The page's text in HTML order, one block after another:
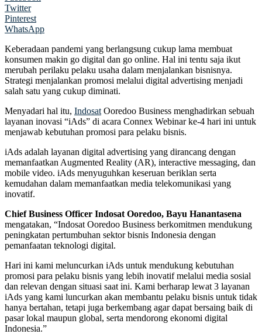
Twitter
Pinterest
WhatsApp
Keberadaan pandemi yang berlangsung cukup lama membuat
konsumen makin go digital dan go online. Hal ini tentu saja ikut
merubah perilaku pelaku usaha dalam menjalankan bisnisnya.
Strategi menjalankan promosi melalui digital advertising menjadi
salah satu yang cukup diminati.
Menyadari hal itu, Indosat Ooredoo Business menghadirkan sebuah
layanan inovasi “iAds” di acara Connex Webinar ke-4 hari ini untuk
menjawab kebutuhan promosi para pelaku bisnis.
iAds adalah layanan digital advertising yang dirancang dengan
memanfaatkan Augmented Reality (AR), interactive messaging, dan
mobile video. iAds menyuguhkan keseruan beriklan serta
kemudahan dalam memanfaatkan media telekomunikasi yang
inovatif.
Chief Business Officer Indosat Ooredoo, Bayu Hanantasena
mengatakan, “Indosat Ooredoo Business berkomitmen mendukung
peningkatan pertumbuhan sektor bisnis Indonesia dengan
pemanfaatan teknologi digital.
Hari ini kami meluncurkan iAds untuk mendukung kebutuhan
promosi para pelaku bisnis yang lebih inovatif melalui media sosial
dan relevan dengan situasi saat ini. Kami berharap lewat 3 layanan
iAds yang kami luncurkan akan membantu pelaku bisnis untuk tidak
hanya bertahan, tetapi juga berkembang agar dapat bersaing baik di
pasar lokal maupun global, serta mendorong ekonomi digital
Indonesia.”